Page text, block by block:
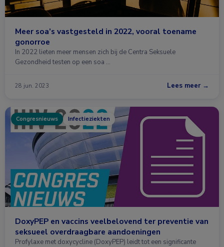
Meer soa’s vastgesteld in 2022, vooral toename
gonorroe
In 2022 lieten meer mensen zich bij de Centra Seksuele
Gezondheid testen op een soa …
28 jun. 2023 Lees meer →
Congresnieuws Infectieziekten
DoxyPEP en vaccins veelbelovend ter preventie van
seksueel overdraagbare aandoeningen
Profylaxe met doxycycline (DoxyPEP) leidt tot een significante